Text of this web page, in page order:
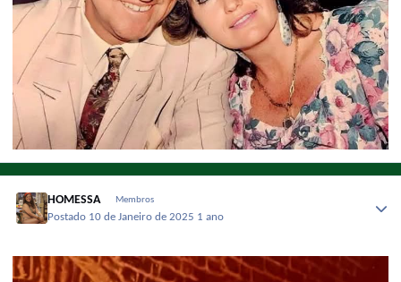
HOMESSA Membros
Postado 10 de Janeiro de 2025 1 ano